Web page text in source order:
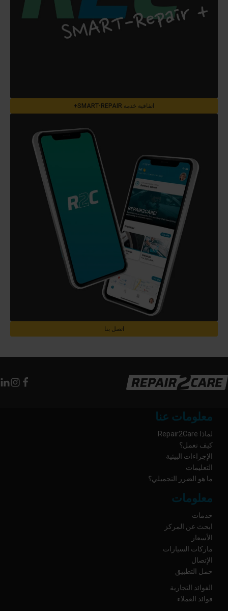
اتفاقية خدمة SMART-REPAIR+
اتصل بنا
معلومات عنا
لماذا Repair2Care
كيف نعمل؟
الإجراءات البيئية
التعليمات
ما هو الضرر التجميلي؟
معلومات
خدمات
ابحث عن المركز
الأسعار
ماركات السيارات
الإتصال
حمل التطبيق
الفوائد التجارية
فوائد العملاء